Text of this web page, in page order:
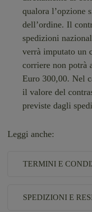
qualora l’opzione
dell’ordine. Il
spedizioni
verrà imputato un
corriere non potrà
Euro 300,00. Nel
il valore del
previste dagli
Leggi anche:
TERMINI E
SPEDIZIONI E